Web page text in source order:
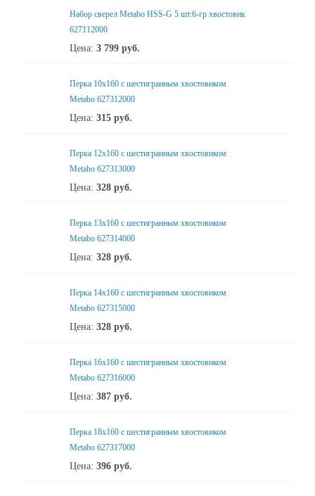
Набор сверел Metabo HSS-G 5 шт.6-гр хвостовик
627112000
Цена: 3 799 руб.
Перка 10x160 с шестигранным хвостовиком
Metabo 627312000
Цена: 315 руб.
Перка 12x160 с шестигранным хвостовиком
Metabo 627313000
Цена: 328 руб.
Перка 13x160 с шестигранным хвостовиком
Metabo 627314000
Цена: 328 руб.
Перка 14x160 с шестигранным хвостовиком
Metabo 627315000
Цена: 328 руб.
Перка 16x160 с шестигранным хвостовиком
Metabo 627316000
Цена: 387 руб.
Перка 18x160 с шестигранным хвостовиком
Metabo 627317000
Цена: 396 руб.